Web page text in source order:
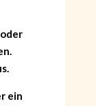
ein